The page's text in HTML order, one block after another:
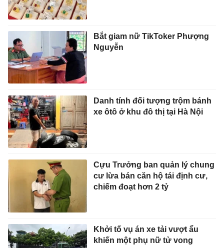
Bắt giam nữ TikToker Phượng
Nguyễn
Danh tính đối tượng trộm bánh
xe ôtô ở khu đô thị tại Hà Nội
Cựu Trưởng ban quản lý chung
cư lừa bán căn hộ tái định cư,
chiếm đoạt hơn 2 tỷ
Khởi tố vụ án xe tải vượt ẩu
khiến một phụ nữ tử vong